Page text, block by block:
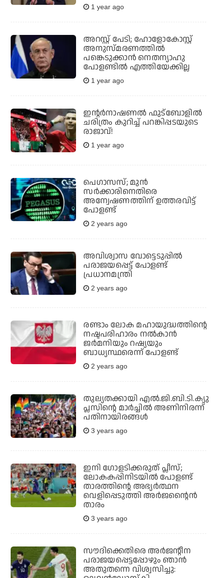
1 year ago
അറസ്റ്റ് പേടി; ഹോളോകോസ്റ്റ്
അനുസ്മരണത്തില്‍
പങ്കെടുക്കാന്‍ നെതന്യാഹു
പോളണ്ടില്‍ എത്തിയേക്കില്ല
1 year ago
ഇന്റര്‍നാഷണല്‍ ഫുട്‌ബോളില്‍
ചരിത്രം കുറിച്ച് പറങ്കിപ്പടയുടെ
രാജാവ്!
1 year ago
പെഗാസസ്; മുന്‍
സര്‍ക്കാരിനെതിരെ
അന്വേഷണത്തിന് ഉത്തരവിട്ട്
പോളണ്ട്
2 years ago
അവിശ്വാസ വോട്ടെടുപ്പിൽ
പരാജയപ്പെട്ട് പോളണ്ട്
പ്രധാനമന്ത്രി
2 years ago
രണ്ടാം ലോക മഹായുദ്ധത്തിന്റെ
നഷ്ടപരിഹാരം നല്‍കാന്‍
ജർമനിയും റഷ്യയും
ബാധ്യസ്ഥരെന്ന് പോളണ്ട്
2 years ago
തുല്യതക്കായി എല്‍.ജി.ബി.ടി.ക്യു
പ്ലസിന്റെ മാര്‍ച്ചില്‍ അണിനിരന്ന്
പതിനായിരങ്ങള്‍
3 years ago
ഇനി ഗോളടിക്കരുത് പ്ലീസ്;
ലോകകപ്പിനിടയിൽ പോളണ്ട്
താരത്തിന്റെ അഭ്യർത്ഥന
വെളിപ്പെടുത്തി അർജന്റൈൻ
താരം
3 years ago
സൗദിക്കെതിരെ അർജന്റീന
പരാജയപ്പെട്ടപ്പോഴും ഞാൻ
അതുതന്നെ വിശ്വസിച്ചു: